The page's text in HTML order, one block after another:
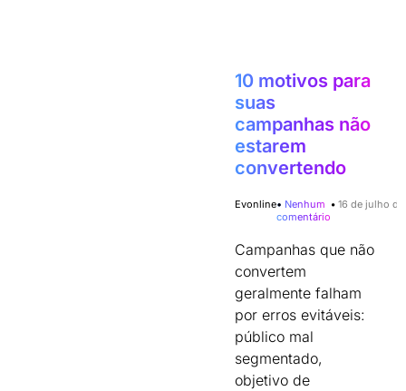
10 motivos para
suas
campanhas não
estarem
convertendo
Evonline 16 de julho
Nenhum
comentário
Campanhas que não
convertem
geralmente falham
por erros evitáveis:
público mal
segmentado,
objetivo de